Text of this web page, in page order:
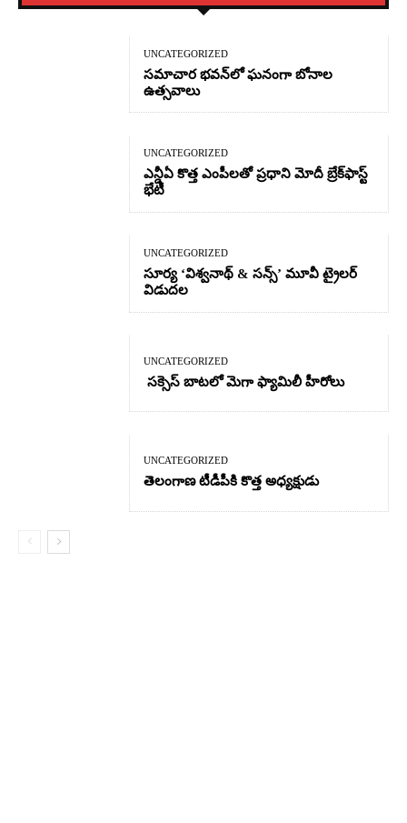
UNCATEGORIZED
సమాచార భవన్‌లో ఘనంగా బోనాల
ఉత్సవాలు
UNCATEGORIZED
ఎన్డీఏ కొత్త ఎంపీలతో ప్రధాని మోదీ బ్రేక్‌ఫాస్ట్
భేటీ
UNCATEGORIZED
సూర్య ‘విశ్వనాథ్ & సన్స్’ మూవీ ట్రైలర్
విడుదల
UNCATEGORIZED
సక్సెస్ బాటలో మెగా ఫ్యామిలీ హీరోలు
UNCATEGORIZED
తెలంగాణ టీడీపీకి కొత్త అధ్యక్షుడు